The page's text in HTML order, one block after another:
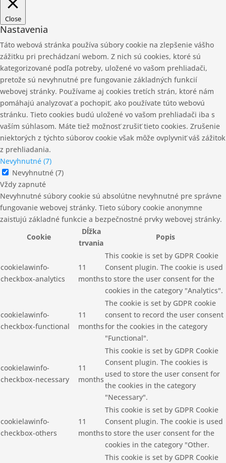
Close
Nastavenia
Táto webová stránka používa súbory cookie na zlepšenie vášho
zážitku pri prechádzaní webom. Z nich sú cookies, ktoré sú
kategorizované podľa potreby, uložené vo vašom prehliadači,
pretože sú nevyhnutné pre fungovanie základných funkcií
webovej stránky. Používame aj cookies tretích strán, ktoré nám
pomáhajú analyzovať a pochopiť, ako používate túto webovú
stránku. Tieto cookies budú uložené vo vašom prehliadači iba s
vaším súhlasom. Máte tiež možnosť zrušiť tieto cookies. Zrušenie
niektorých z týchto súborov cookie však môže ovplyvniť váš zážitok
z prehliadania.
Nevyhnutné (7)
Nevyhnutné (7)
Vždy zapnuté
Nevyhnutné súbory cookie sú absolútne nevyhnutné pre správne
fungovanie webovej stránky. Tieto súbory cookie anonymne
zaisťujú základné funkcie a bezpečnostné prvky webovej stránky.
Cookie
Dĺžka
trvania
Popis
cookielawinfo-
checkbox-analytics
11
months
This cookie is set by GDPR Cookie
Consent plugin. The cookie is used
to store the user consent for the
cookies in the category "Analytics".
cookielawinfo-
checkbox-functional
11
months
The cookie is set by GDPR cookie
consent to record the user consent
for the cookies in the category
"Functional".
cookielawinfo-
checkbox-necessary
11
months
This cookie is set by GDPR Cookie
Consent plugin. The cookies is
used to store the user consent for
the cookies in the category
"Necessary".
cookielawinfo-
checkbox-others
11
months
This cookie is set by GDPR Cookie
Consent plugin. The cookie is used
to store the user consent for the
cookies in the category "Other.
This cookie is set by GDPR Cookie